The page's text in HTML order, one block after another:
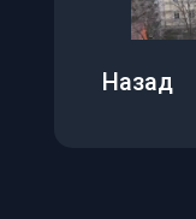
Назад